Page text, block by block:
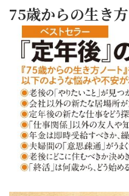
75歳からの生き